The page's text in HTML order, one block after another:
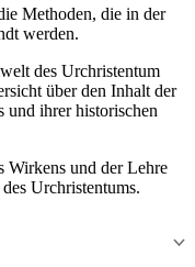
Methoden, die in der
werden.
des Urchristentum
über den Inhalt der
und ihrer historischen
Wirkens und der Lehre
Urchristentums.